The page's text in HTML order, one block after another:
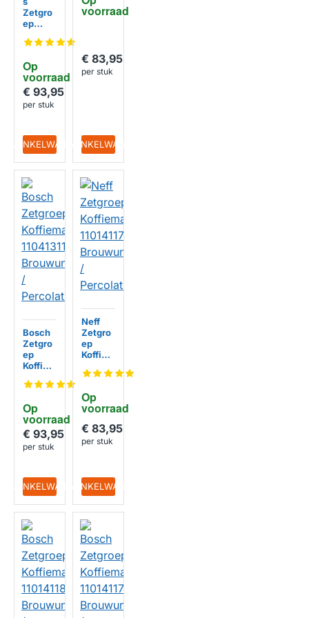
Op
voorraad
Zetgro
ep
achine
11 /
EQ.3 /
EQ.300
/
Brouwu
Percola
tiemod
ule
€ 93,95
per stuk
IN WINKELWAGEN
voorraad
Brouwu
ule
€ 83,95
per stuk
IN WINKELWAGEN
Op
voorraad
Bosch
Zetgro
ep
Koffiem
110413
Brouwu
nit /
Percola
tiemod
ule
€ 93,95
per stuk
IN WINKELWAGEN
Op
voorraad
Neff
Zetgro
ep
Koffiem
1101411
Brouwu
nit /
tiemod
ule
€ 83,95
per stuk
IN WINKELWAGEN